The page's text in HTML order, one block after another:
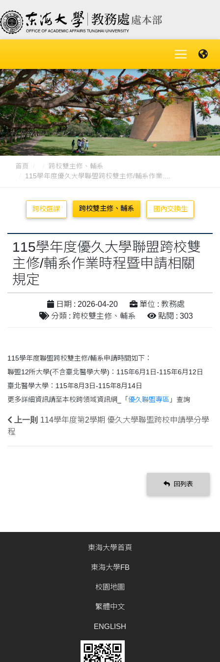
首頁
跨校雙主修、輔系
115學年度優久大學聯盟跨校雙主修/輔系作業....
跨校選課 跨校雙主修、輔系 國內交換生
115學年度優久大學聯盟跨校雙
主修/輔系作業時程暨申請相關
規定
日期 : 2026-04-20
單位 : 教務處
分類 : 跨校雙主修、輔系
點閱 : 303
115學年度聯盟跨校雙主修/輔系申請時間如下：
聯盟12所大學(不含臺北醫學大學)：115年6月1日-115年6月12日
臺北醫學大學：115年8月3日-115年8月14日
更多詳細資訊請至本校跨領域資訊網_「 優久聯盟專區 」查詢
上一則 114學年度第2學期 優久大學聯盟跨校申請學分學
程
回列表
東海大學首頁
東海大學FB
校園地圖
繁體中文
ENGLISH